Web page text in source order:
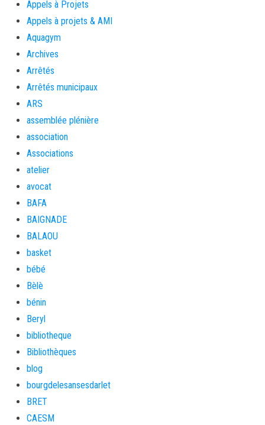
Appels à Projets
Appels à projets & AMI
Aquagym
Archives
Arrêtés
Arrêtés municipaux
ARS
assemblée plénière
association
Associations
atelier
avocat
BAFA
BAIGNADE
BALAOU
basket
bébé
Bèlè
bénin
Beryl
bibliotheque
Bibliothèques
blog
bourgdelesansesdarlet
BRET
CAESM